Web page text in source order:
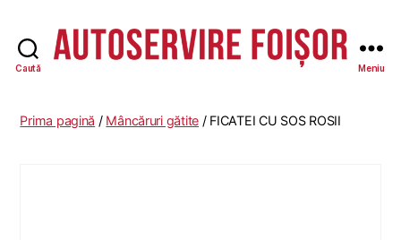
Caută
-
Meniu
Prima pagină / Mâncăruri gătite / FICATEI CU SOS ROSII